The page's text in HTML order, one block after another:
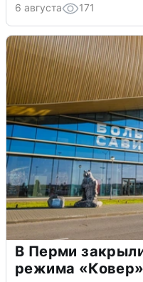
6 августа 171
В Перми
режима «Ковер»